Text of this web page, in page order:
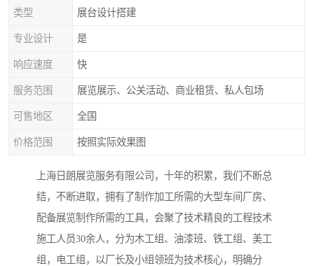
类型 展台设计搭建
专业设计 是
响应速度 快
服务范围 展览展示、公关活动、商业租赁、私人包场
可售地区 全国
价格范围 按照实际效果图
上海日朗展览服务有限公司，十年的积累，我们不断总
结，不断进取，拥有了制作加工所需的大型车间厂房、
配备展览制作所需的工具，会聚了技术精良的工程技术
施工人员30余人，分为木工组、油漆班、铁工组、美工
组，电工组，以厂长及小组领班为技术核心，明确分